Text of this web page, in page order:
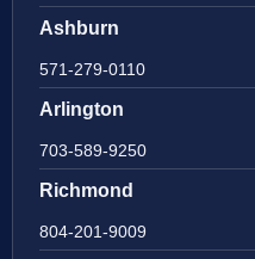
Ashburn
571-279-0110
Arlington
703-589-9250
Richmond
804-201-9009